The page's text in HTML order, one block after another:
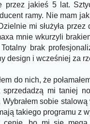
przez jakieś 5 lat.
ramy. Nie mam
mi służyła przez
mnie wkurzyli
brak
design i wcześniej za
do nich, że
sprzedadzą mi taniej
sobie
takiego programu z